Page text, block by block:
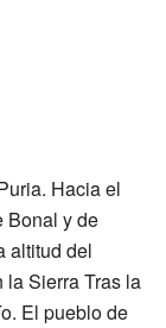
Hacia el
Bonal y de
altitud del
la Sierra Tras la
El pueblo de